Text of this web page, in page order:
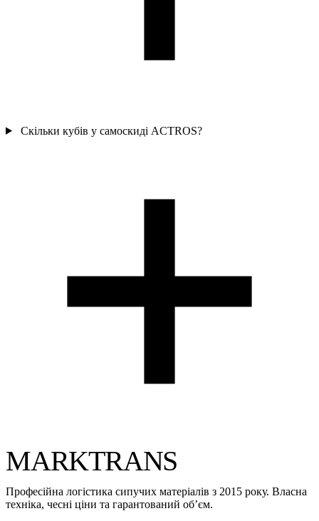
Скільки кубів у самоскиді ACTROS?
MARKTRANS
Професійна логістика сипучих матеріалів з 2015 року. Власна
техніка, чесні ціни та гарантований об’єм.